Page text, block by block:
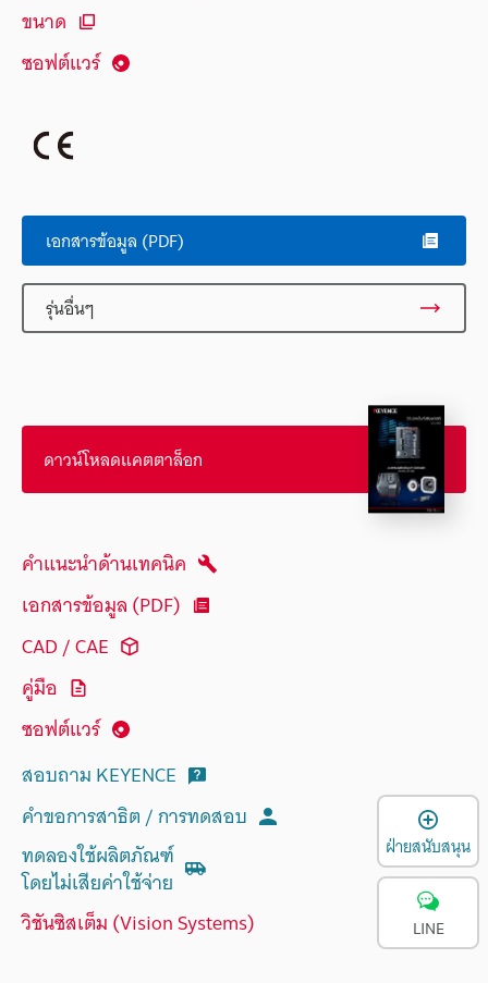
ขนาด
ซอฟต์แวร์
เอกสารข้อมูล (PDF)
รุ่นอื่นๆ
ดาวน์โหลดแคตตาล็อก
คำแนะนำด้านเทคนิค
เอกสารข้อมูล (PDF)
CAD / CAE
คู่มือ
ซอฟต์แวร์
สอบถาม KEYENCE
คำขอการสาธิต / การทดสอบ
ทดลองใช้ผลิตภัณฑ์
โดยไม่เสียค่าใช้จ่าย
วิชันซิสเต็ม (Vision Systems)
ฝ่ายสนับสนุน
LINE